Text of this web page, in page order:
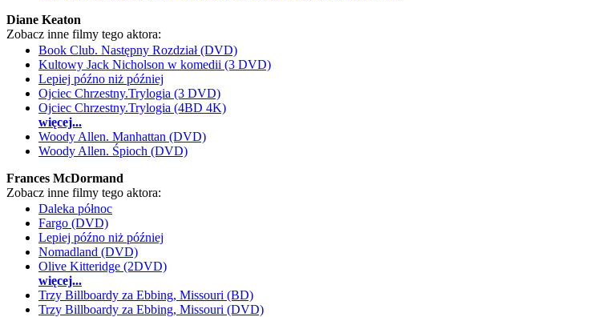
Diane Keaton
Zobacz inne filmy tego aktora:
Book Club. Następny Rozdział (DVD)
Kultowy Jack Nicholson w komedii (3 DVD)
Lepiej późno niż później
Ojciec Chrzestny.Trylogia (3 DVD)
Ojciec Chrzestny.Trylogia (4BD 4K)
więcej...
Woody Allen. Manhattan (DVD)
Woody Allen. Śpioch (DVD)
Frances McDormand
Zobacz inne filmy tego aktora:
Daleka północ
Fargo (DVD)
Lepiej późno niż później
Nomadland (DVD)
Olive Kitteridge (2DVD)
więcej...
Trzy Billboardy za Ebbing, Missouri (BD)
Trzy Billboardy za Ebbing, Missouri (DVD)